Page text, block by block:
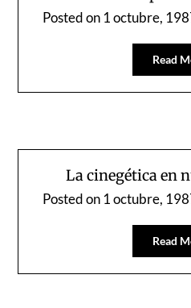
Posted on1 octubre,
Read
La cinegética en
Posted on1 octubre,
Read